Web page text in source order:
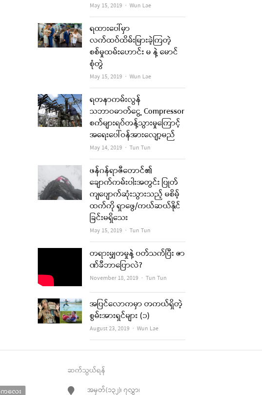
May 15, 2019 Author
Wun Lae
ရထားပေါ်မှာ
လက်ထပ်ထိမ်းမြားခဲ့ကြတဲ့
စစ်မှုထမ်းဟောင်း မ နဲ့ မောင်
စုံတွဲ
May 15, 2019 Author
Wun Lae
ရတနာကမ်းလွန်
သဘာဝဓာတ်ငွေ့ Compressor
စက်များရပ်တန့်သွားမှုကြောင့်
အရေးပေါ်ဝန်အားလျော့မည်
May 14, 2019 Author
Tun Tun
ဖန်ဂန်ရာဇီတောင်၏
ချောက်ကမ်းပါးအတွင်း ပြုတ်
ကျပျောက်ဆုံးသွားသည့် မစိမ့်
ထက်ကို ရှာဖွေ/ကယ်ဆယ်နိုင်
ခြင်းမရှိသေး
May 15, 2019 Author
Tun Tun
တရားမျှတမှုနဲ့ ပတ်သက်ပြီး ဇာ
ဏ်ခီဘာပြောလဲ?
November 18, 2019 Author
Tun Tun
အပြင်လောကမှာ တကယ်ရှိတဲ့
စွမ်းအားရှင်များ (၁)
August 23, 2019 Author
Wun Lae
ကလေး
ဆက်သွယ်ရန်
အမှတ်(၁၃၂)၊ ၇လွှာ၊